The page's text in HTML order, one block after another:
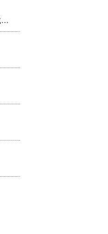
115年第2季固定源空污費申報已於7月底截止，請尚未申報公私場所儘速完成申繳，以免面臨滯納金及罰鍰!